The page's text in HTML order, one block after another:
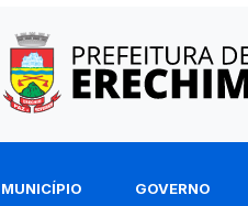
MUNICÍPIO GOVERNO